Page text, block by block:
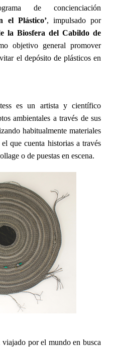
de concienciación
el Plástico’, impulsado por
la Biosfera del Cabildo de
objetivo general promover
el depósito de plásticos en
es un artista y científico
ambientales a través de sus
habitualmente materiales
que cuenta historias a través
o de puestas en escena.
por el mundo en busca